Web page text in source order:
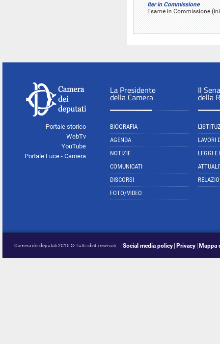
Iter in Commissione
Esame in Commissione
Portale storico
WebTv
YouTube
Portale Luce - Camera
La Presidente
della Camera
BIOGRAFIA
AGENDA
NOTIZIE
COMUNICATI
DISCORSI
FOTO/VIDEO
Il
della
LAVORI
LEGGI E
Camera dei deputati 2015 © Tutti i diritti riservati Social media policy Privacy Mappa